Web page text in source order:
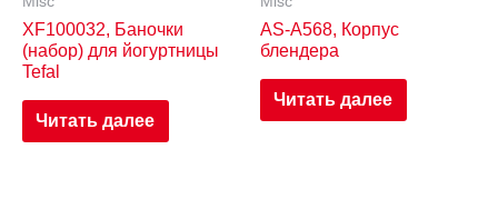
XF100032, Баночки
(набор) для йогуртницы
Tefal
Читать далее
AS-A568, Корпус
блендера
Читать далее